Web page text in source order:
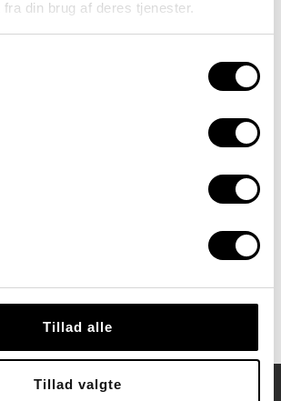
din brug af deres tjenester.
Tillad alle
Tillad valgte
specialundervisning og
tilgange, du kan bruge i
specialundervisning og ideer til,
undervisning på både et makro-
og mikroniveau. Den er både
for dig, der arbejder med
specialskole og i specialklasse
og for dig i folkeskolen, der
Klasseledelse
Specialpædagogik